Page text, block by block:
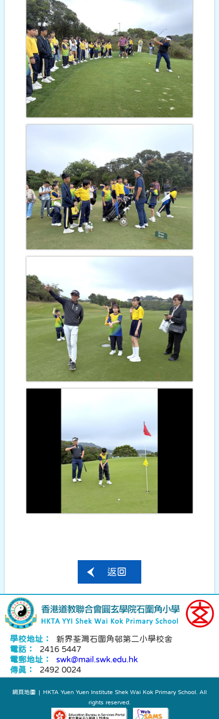
返回
學校地址：
新界荃灣石圍角邨第二小學校舍
電話：
2416 5447
電郵地址：
swk@mail.swk.edu.hk
傳真：
2492 0024
網頁地圖
| HKTA Yuen Yuen Institute Shek Wai Kok Primary School. All
rights reserved.